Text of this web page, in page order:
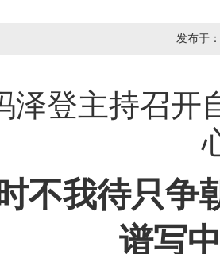
发布于：
泽登主持召开
不我待只争
谱写